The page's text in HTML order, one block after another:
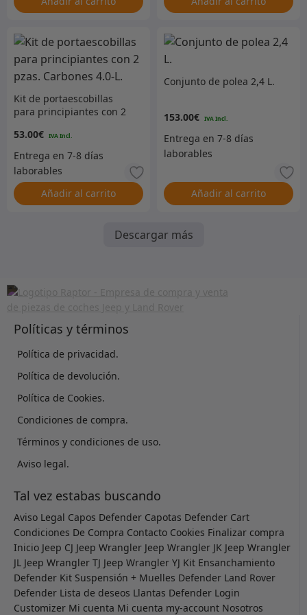
Kit de portaescobillas
para principiantes con 2
53.00€
Añadir al carrito
Conjunto de polea 2,4 L.
153.00€
Añadir al carrito
Descargar más
Políticas y términos
Política de privacidad.
Política de devolución.
Política de Cookies.
Condiciones de compra.
Términos y condiciones de uso.
Aviso legal.
Tal vez estabas buscando
Aviso Legal Capos Defender Capotas Defender Cart
Condiciones De Compra Contacto Cookies Finalizar compra
Inicio Jeep CJ Jeep Wrangler Jeep Wrangler JK Jeep Wrangler
JL Jeep Wrangler TJ Jeep Wrangler YJ Kit Ensanchamiento
Defender Kit Suspensión + Muelles Defender Land Rover
Defender Lista de deseos Llantas Defender Login
Customizer Mi cuenta Mi cuenta my-account Nosotros